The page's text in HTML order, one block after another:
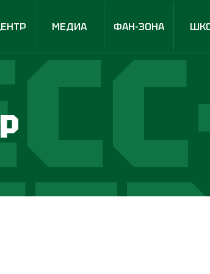
МЕДИА ФАН-ЗОНА